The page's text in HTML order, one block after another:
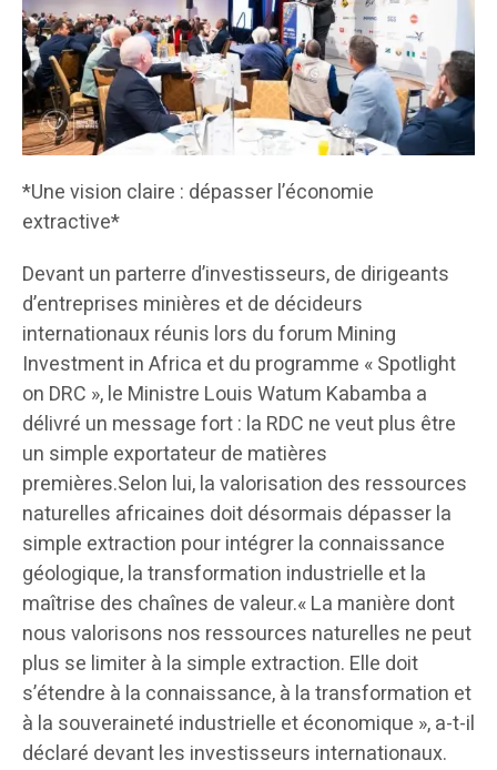
*Une vision claire : dépasser l’économie
extractive*
Devant un parterre d’investisseurs, de dirigeants
d’entreprises minières et de décideurs
internationaux réunis lors du forum Mining
Investment in Africa et du programme « Spotlight
on DRC », le Ministre Louis Watum Kabamba a
délivré un message fort : la RDC ne veut plus être
un simple exportateur de matières
premières.Selon lui, la valorisation des ressources
naturelles africaines doit désormais dépasser la
simple extraction pour intégrer la connaissance
géologique, la transformation industrielle et la
maîtrise des chaînes de valeur.« La manière dont
nous valorisons nos ressources naturelles ne peut
plus se limiter à la simple extraction. Elle doit
s’étendre à la connaissance, à la transformation et
à la souveraineté industrielle et économique », a-t-il
déclaré devant les investisseurs internationaux.